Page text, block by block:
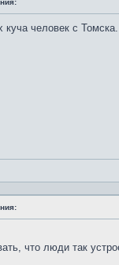
куча человек с
что люди так